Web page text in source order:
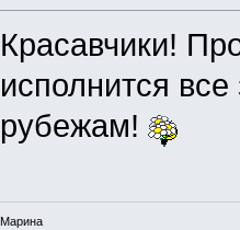
Красавчики!
исполнится
рубежам!
Марина